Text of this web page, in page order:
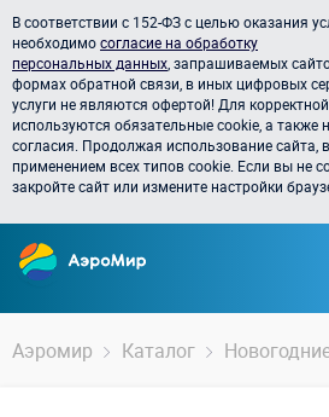
В соответствии с 152-ФЗ с целью оказания
необходимосогласие на обработку
персональных данных , запрашиваемых
формах обратной связи, в иных цифровых
услуги не являются офертой! Для
используются обязательные cookie, а также
согласия. Продолжая использование сайта,
применением всех типов cookie. Если вы не
закройте сайт или измените настройки
Аэромир Каталог